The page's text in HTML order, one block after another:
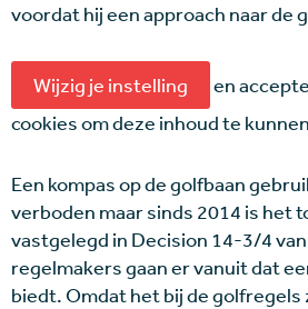
voordat hij een approach naar de
Wijzig je instelling
en
cookies om deze inhoud te
Een kompas op de golfbaan
verboden maar sinds 2014 is het
vastgelegd in Decision 14-3/4
regelmakers gaan er vanuit dat
biedt. Omdat het bij de golfregels